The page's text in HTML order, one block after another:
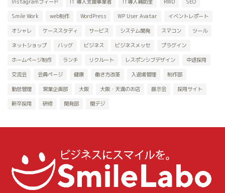
Instagramフィード IT 導入支援事業者 IT導入補助金 RWD SEO
Smile Work web制作 WordPress WP User Avatar イベントレポート
オシャレ ケーススタディ サービス システム開発 スマコン ツール
ネットショップ バッグ ビジネス ビジネスメッセ プラグイン
ホームページ制作 ランチ リクルート レスポンシブデザイン 中途採用
交流会 会員ページ 健康 働き方改革 入退場管理 制作部
勤怠管理 営業企画部 大阪 大阪・天満のお店 展示会 採用サイト
新卒採用 研修 開発部 関デジ